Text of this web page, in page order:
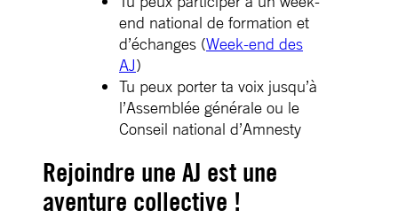
end national de formation et
d’échanges (Week-end des
AJ)
Tu peux porter ta voix jusqu’à
l’Assemblée générale ou le
Conseil national d’Amnesty
Rejoindre une AJ est une
aventure collective !